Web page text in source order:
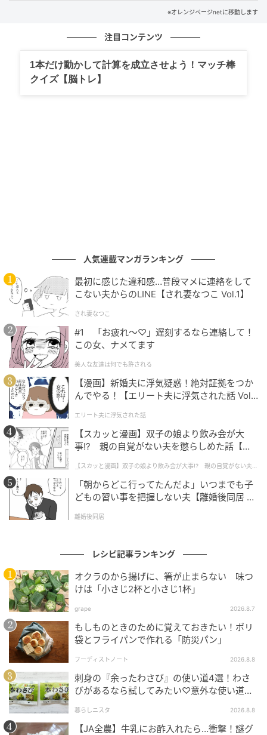
米1合を洗って炊飯器の内がまに入れ、1合の目盛りま
で水を入れる。もち麦1合と倍量の水（360ml）を加え
てかるく混ぜ、30分浸水させてから普通に炊く。最初
は、米2合にもち麦1合の3割炊きからお試しを（米2合
に2合の目盛りまで水を入れ、もち麦1合と水360mlを
たす）。
※商品により水加減が変わる場合があるので、パッケ
ージの作り方を確認してください。
オレンジページnet
1食分ずつ冷凍します
多めに炊き、1食分ずつラップに包んで冷凍すると、好
きなときに食べられます。保存は冷凍室で約3週間が目
安。
使い方
※オレンジページnetに移動します
注目コンテンツ
1本だけ動かして計算を成立させよう！マッチ棒
クイズ【脳トレ】
人気連載マンガランキング
最初に感じた違和感…普段マメに連絡をして
こない夫からのLINE【され妻なつこ Vol.1】
され妻なつこ
#1 「お疲れ〜♡」遅刻するなら連絡して！
この女、ナメてます
美人な友達は何でも許される
【漫画】新婚夫に浮気疑惑！絶対証拠をつか
んでやる！【エリート夫に浮気された話 Vol.
エリート夫に浮気された話
【スカッと漫画】双子の娘より飲み会が大
事!? 親の自覚がない夫を懲らしめた話【第1
【スカッと漫画】双子の娘より飲み会が大事!? 親の自覚がない夫を
懲らしめた話
「朝からどこ行ってたんだよ」いつまでも子
どもの習い事を把握しない夫【離婚後同居 Vo
離婚後同居
レシピ記事ランキング
オクラのから揚げに、箸が止まらない 味つ
けは「小さじ2杯と小さじ1杯」
grape 2026.8.7
もしものときのために覚えておきたい！ポリ
袋とフライパンで作れる「防災パン」
フーディストノート 2026.8.8
刺身の『余ったわさび』の使い道4選！わさ
びがあるなら試してみたい♡意外な使い道を
暮らしニスタ 2026.8.8
【JA全農】牛乳にお酢入れたら…衝撃！謎グ